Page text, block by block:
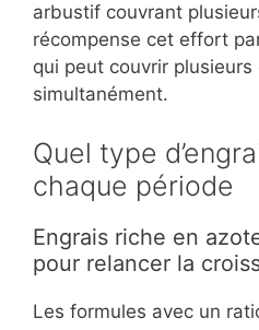
arbustif couvrant
récompense cet effort
qui peut couvrir
simultanément.
Quel type
chaque période
Engrais riche en
pour relancer la
Les formules avec un